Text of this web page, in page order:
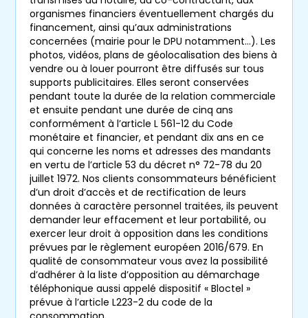
organismes financiers éventuellement chargés du
financement, ainsi qu’aux administrations
concernées (mairie pour le DPU notamment…). Les
photos, vidéos, plans de géolocalisation des biens à
vendre ou à louer pourront être diffusés sur tous
supports publicitaires. Elles seront conservées
pendant toute la durée de la relation commerciale
et ensuite pendant une durée de cinq ans
conformément à l’article L 561-12 du Code
monétaire et financier, et pendant dix ans en ce
qui concerne les noms et adresses des mandants
en vertu de l’article 53 du décret n° 72-78 du 20
juillet 1972. Nos clients consommateurs bénéficient
d’un droit d’accès et de rectification de leurs
données à caractère personnel traitées, ils peuvent
demander leur effacement et leur portabilité, ou
exercer leur droit à opposition dans les conditions
prévues par le règlement européen 2016/679. En
qualité de consommateur vous avez la possibilité
d’adhérer à la liste d’opposition au démarchage
téléphonique aussi appelé dispositif « Bloctel »
prévue à l’article L223-2 du code de la